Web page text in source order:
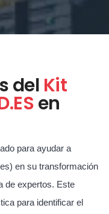
del Kit
en
para ayudar a
en su transformación
de expertos. Este
para identificar el